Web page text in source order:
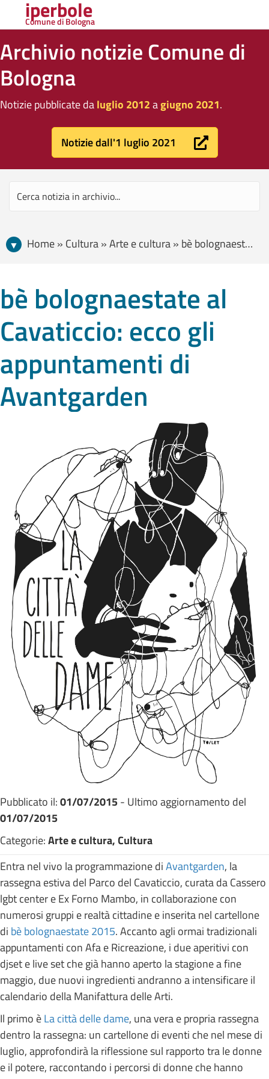
iperbole
Comune di Bologna
Archivio notizie Comune di
Bologna
Notizie pubblicate daluglio 2012agiugno 2021.
Notizie dall'1 luglio 2021
Home » Cultura » Arte e cultura » bè bolognaestate al Cavaticcio: ecco gli appuntamenti di Avantgarden
bè bolognaestate al
Cavaticcio: ecco gli
appuntamenti di
Avantgarden
Pubblicato il:01/07/2015- Ultimo aggiornamento del
01/07/2015
Categorie:Arte e cultura, Cultura
Entra nel vivo la programmazione diAvantgarden, la
rassegna estiva del Parco del Cavaticcio, curata da Cassero
lgbt center e Ex Forno Mambo, in collaborazione con
numerosi gruppi e realtà cittadine e inserita nel cartellone
di bè bolognaestate 2015. Accanto agli ormai tradizionali
appuntamenti con Afa e Ricreazione, i due aperitivi con
djset e live set che già hanno aperto la stagione a fine
maggio, due nuovi ingredienti andranno a intensificare il
calendario della Manifattura delle Arti.
Il primo èLa città delle dame, una vera e propria rassegna
dentro la rassegna: un cartellone di eventi che nel mese di
luglio, approfondirà la riflessione sul rapporto tra le donne
e il potere, raccontando i percorsi di donne che hanno